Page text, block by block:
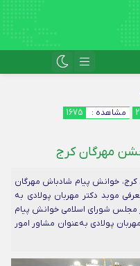
مشاهده :
1675
مهرگان کرج
خوانش پیام شادباش مهرگان
موبد دکتر مهربان پولادی به
مجلس شورای اسلامی خوانش پیام
پولادی به‌عنوان مشاور امور